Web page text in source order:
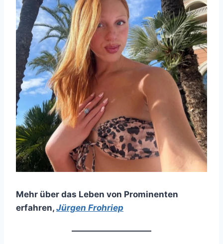
Mehr über das Leben von Prominenten
erfahren, Jürgen Frohriep